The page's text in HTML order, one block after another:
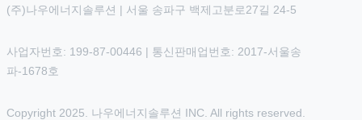
(주)나우에너지솔루션 | 서울 송파구 백제고분로27길 24-5
사업자번호: 199-87-00446 | 통신판매업번호: 2017-서울송
파-1678호
Copyright 2025. 나우에너지솔루션 INC. All rights reserved.